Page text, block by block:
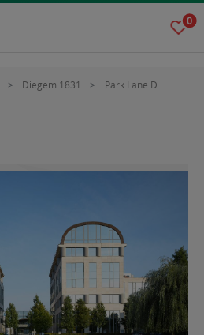
0
Diegem 1831
Park Lane D